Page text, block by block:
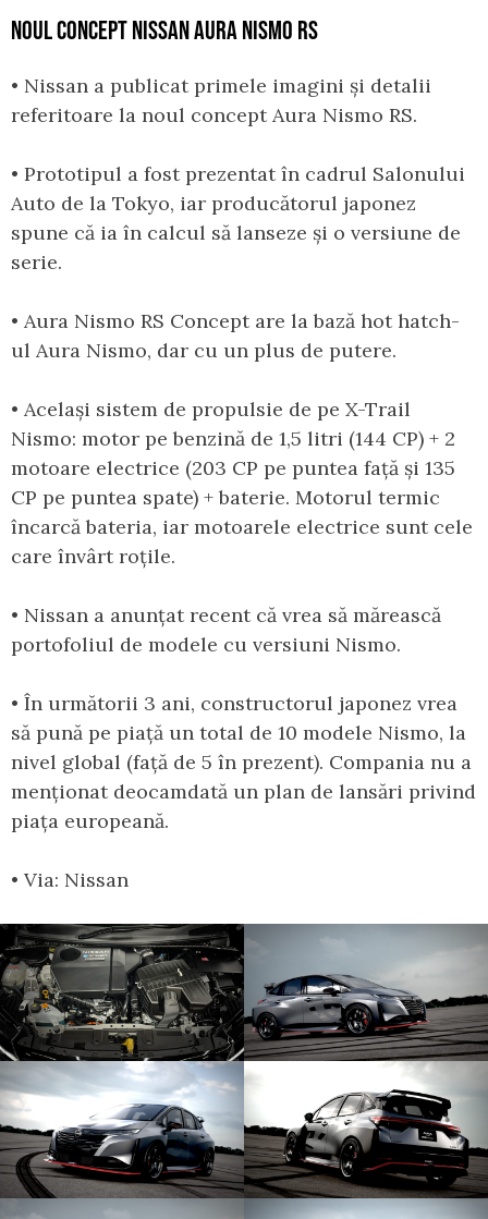
NOUL CONCEPT NISSAN AURA NISMO RS
• Nissan a publicat primele imagini și detalii
referitoare la noul concept Aura Nismo RS.
• Prototipul a fost prezentat în cadrul Salonului
Auto de la Tokyo, iar producătorul japonez
spune că ia în calcul să lanseze și o versiune de
serie.
• Aura Nismo RS Concept are la bază hot hatch-
ul Aura Nismo, dar cu un plus de putere.
• Același sistem de propulsie de pe X-Trail
Nismo: motor pe benzină de 1,5 litri (144 CP) + 2
motoare electrice (203 CP pe puntea față și 135
CP pe puntea spate) + baterie. Motorul termic
încarcă bateria, iar motoarele electrice sunt cele
care învârt roțile.
• Nissan a anunțat recent că vrea să mărească
portofoliul de modele cu versiuni Nismo.
• În următorii 3 ani, constructorul japonez vrea
să pună pe piață un total de 10 modele Nismo, la
nivel global (față de 5 în prezent). Compania nu a
menționat deocamdată un plan de lansări privind
piața europeană.
• Via: Nissan